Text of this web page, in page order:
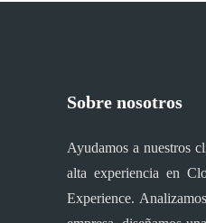
Sobre nosotros
Ayudamos a nuestros
alta experiencia en
Experience.